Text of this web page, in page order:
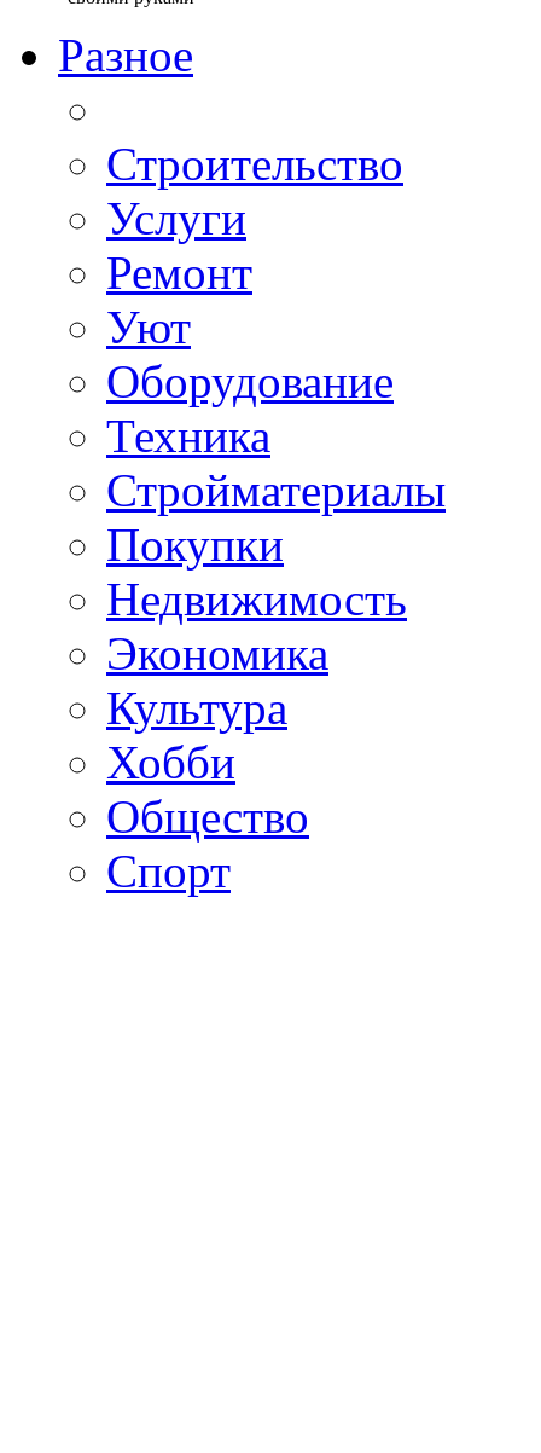
Разное
Строительство
Услуги
Ремонт
Уют
Оборудование
Техника
Стройматериалы
Покупки
Недвижимость
Экономика
Культура
Хобби
Общество
Спорт